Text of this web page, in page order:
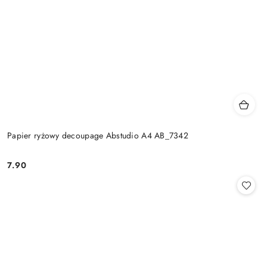
Papier ryżowy decoupage Abstudio A4 AB_7342
Cena:
7.90